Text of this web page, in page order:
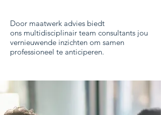
Door maatwerk advies biedt
ons multidisciplinair team consultants jou
vernieuwende inzichten om samen
professioneel te anticiperen.